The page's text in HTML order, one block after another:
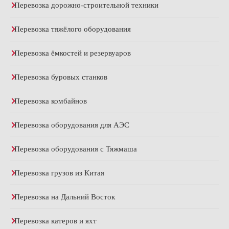
Перевозка дорожно-строительной техники
Перевозка тяжёлого оборудования
Перевозка ёмкостей и резервуаров
Перевозка буровых станков
Перевозка комбайнов
Перевозка оборудования для АЭС
Перевозка оборудования с Тяжмаша
Перевозка грузов из Китая
Перевозка на Дальний Восток
Перевозка катеров и яхт